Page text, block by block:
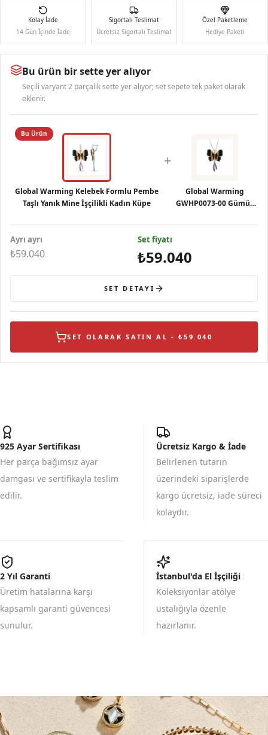
Kolay İade
14 Gün İçinde İade
Sigortalı Teslimat
Ücretsiz Sigortalı Teslimat
Özel Paketleme
Hediye Paketi
Bu ürün bir sette yer alıyor
Seçili varyant 2 parçalık sette yer alıyor; set sepete tek paket olarak
eklenir.
Bu Ürün
Global Warming Kelebek Formlu Pembe
Taşlı Yanık Mine İşçilikli Kadın Küpe
+
Global Warming
GWHP0073-00 Gümüş
Ayrı ayrı
₺59.040
Set fiyatı
₺59.040
SET DETAYI
SET OLARAK SATIN AL - ₺59.040
925 Ayar Sertifikası
Her parça bağımsız ayar
damgası ve sertifikayla teslim
edilir.
Ücretsiz Kargo & İade
Belirlenen tutarın
üzerindeki siparişlerde
kargo ücretsiz, iade süreci
kolaydır.
2 Yıl Garanti
Üretim hatalarına karşı
kapsamlı garanti güvencesi
sunulur.
İstanbul'da El İşçiliği
Koleksiyonlar atölye
ustalığıyla özenle
hazırlanır.